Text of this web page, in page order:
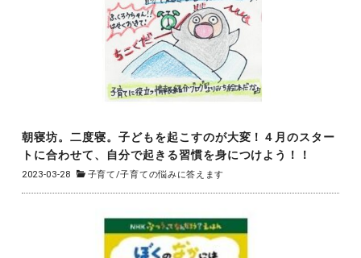
朝寝坊。二度寝。子どもを起こすのが大変！４月のスター
トに合わせて、自分で起きる習慣を身につけよう！！
2023-03-28 子育て/子育ての悩みに答えます